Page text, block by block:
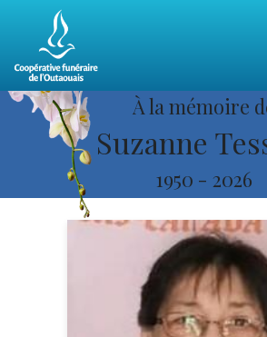
À la mémoire
Suzanne
1950 - 2026